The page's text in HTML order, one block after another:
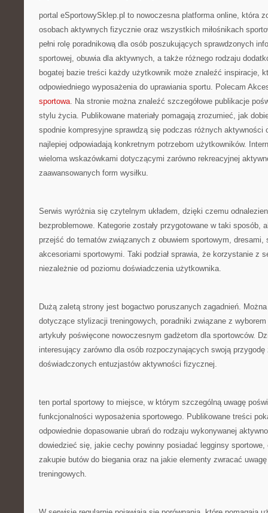
portal eSportowySklep.pl to nowoczesna platforma online, która
osobach aktywnych fizycznie oraz wszystkich miłośnikach
pełni rolę poradnikową dla osób poszukujących sprawdzonych
sportowej, obuwia dla aktywnych, a także różnego rodzaju
bogatej bazie treści każdy użytkownik może znaleźć inspiracje,
odpowiedniego wyposażenia do uprawiania sportu. Polecam
sportowa. Na stronie można znaleźć szczegółowe publikacje
stylu życia. Publikowane materiały pomagają zrozumieć, jak
spodnie kompresyjne sprawdzą się podczas różnych aktywności
najlepiej odpowiadają konkretnym potrzebom użytkowników.
wieloma wskazówkami dotyczącymi zarówno rekreacyjnej
zaawansowanych form wysiłku.
Serwis wyróżnia się czytelnym układem, dzięki czemu
bezproblemowe. Kategorie zostały przygotowane w taki sposób,
przejść do tematów związanych z obuwiem sportowym, dresami,
akcesoriami sportowymi. Taki podział sprawia, że korzystanie z
niezależnie od poziomu doświadczenia użytkownika.
Dużą zaletą strony jest bogactwo poruszanych zagadnień.
dotyczące stylizacji treningowych, poradniki związane z
artykuły poświęcone nowoczesnym gadżetom dla sportowców.
interesujący zarówno dla osób rozpoczynających swoją
doświadczonych entuzjastów aktywności fizycznej.
ten portal sportowy to miejsce, w którym szczególną uwagę
funkcjonalności wyposażenia sportowego. Publikowane treści
odpowiednie dopasowanie ubrań do rodzaju wykonywanej
dowiedzieć się, jakie cechy powinny posiadać legginsy
zakupie butów do biegania oraz na jakie elementy zwracać
treningowych.